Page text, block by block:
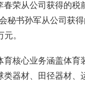
荣从公司获得的
秘书孙军从公司获
。
核心业务涵盖体
器材、田径器材